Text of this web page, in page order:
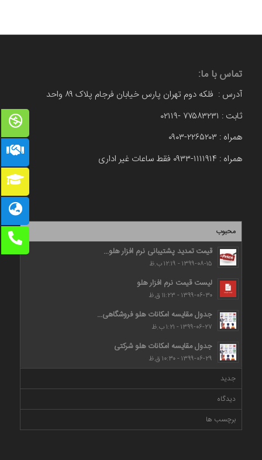
تماس با ما:
آدرس : فلکه دوم تهران پارس خیابان فرجام پلاک ۸۹ واحد
ثابت : ۷۷۵۸۳۲۳۱ -۰۲۱۱۹
همراه : ۲۲۶۵۲۰۳-۰۹۰۳
همراه : ۱۱۱۱۹۱۴-۰۹۳۳ فقط ساعات غیر اداری
محبوب
قیمت تمدید پشتیبانی نرم افزار هلو...
۱۳۹۹-۰۸-۱۵ - ۱۲:۱۹ ب.ظ
لیست قیمت نرم افزار هلو
۱۳۹۹-۰۶-۳۰ - ۱۱:۲۳ ق.ظ
جدول مقایسه امکانات هلو فروشگاهی...
۱۳۹۹-۰۶-۲۷ - ۱:۲۱ ب.ظ
جدول مقایسه امکانات هلو شرکتی
۱۳۹۹-۰۶-۲۹ - ۱۰:۳۰ ق.ظ
جدید
دیدگاه
برچسب ها